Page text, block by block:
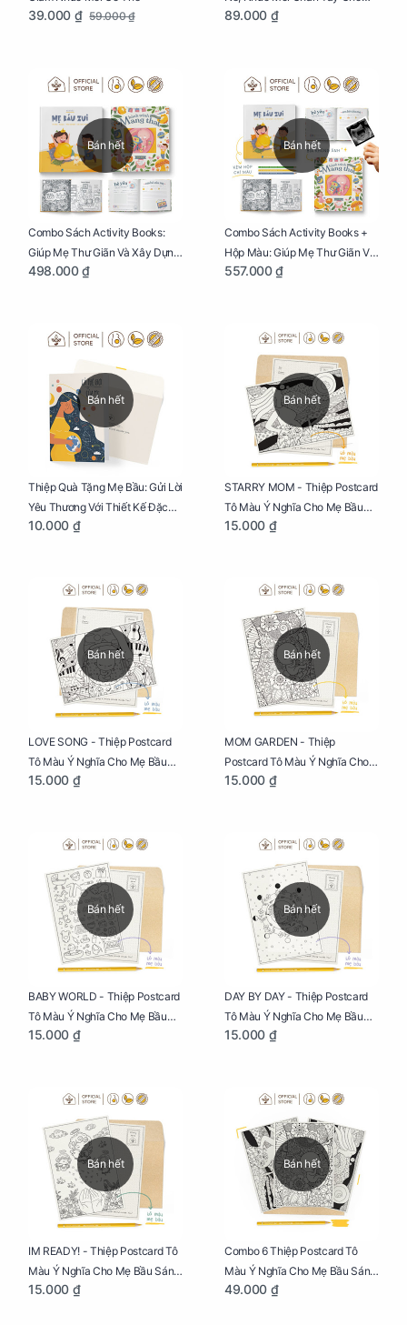
39.000 ₫ 59.000 ₫
Mẹ Bầu
89.000 ₫
Bán hết
Combo Sách Activity Books:
Giúp Mẹ Thư Giãn Và Xây Dựng
Thai Kỳ Chu Đáo
498.000 ₫
Bán hết
Combo Sách Activity Books +
Hộp Màu: Giúp Mẹ Thư Giãn Và
Xây Dựng Thai Kỳ Chu Đáo
557.000 ₫
Bán hết
Thiệp Quà Tặng Mẹ Bầu: Gửi Lời
Yêu Thương Với Thiết Kế Đặc
Biệt Dành Riêng Cho Mẹ Bầu
10.000 ₫
Bán hết
STARRY MOM - Thiệp Postcard
Tô Màu Ý Nghĩa Cho Mẹ Bầu
Sáng Tạo, Thư Giãn Và Hạnh
15.000 ₫
Bán hết
LOVE SONG - Thiệp Postcard
Tô Màu Ý Nghĩa Cho Mẹ Bầu
Sáng Tạo, Thư Giãn Và Hạnh
15.000 ₫
Bán hết
MOM GARDEN - Thiệp
Postcard Tô Màu Ý Nghĩa Cho
Mẹ Bầu Sáng Tạo, Thư Giãn Và
15.000 ₫
Bán hết
BABY WORLD - Thiệp Postcard
Tô Màu Ý Nghĩa Cho Mẹ Bầu
Sáng Tạo, Thư Giãn Và Hạnh
15.000 ₫
Bán hết
DAY BY DAY - Thiệp Postcard
Tô Màu Ý Nghĩa Cho Mẹ Bầu
Sáng Tạo, Thư Giãn Và Hạnh
15.000 ₫
Bán hết
IM READY! - Thiệp Postcard Tô
Màu Ý Nghĩa Cho Mẹ Bầu Sáng
Tạo, Thư Giãn Và Hạnh Phúc
15.000 ₫
Bán hết
Combo 6 Thiệp Postcard Tô
Màu Ý Nghĩa Cho Mẹ Bầu Sáng
Tạo, Thư Giãn Và Hạnh Phúc
49.000 ₫